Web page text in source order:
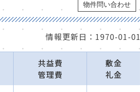
物件問い合わせ
情報更新日：1970-01-01
共益費
管理費
敷金
礼金